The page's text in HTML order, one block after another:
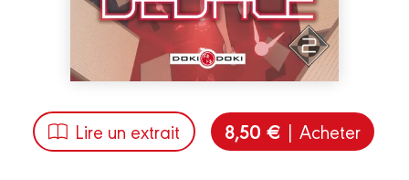
Lire un extrait 8,50 € | Acheter